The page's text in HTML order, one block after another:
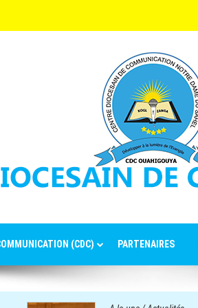
(CDC) PARTENAIRES